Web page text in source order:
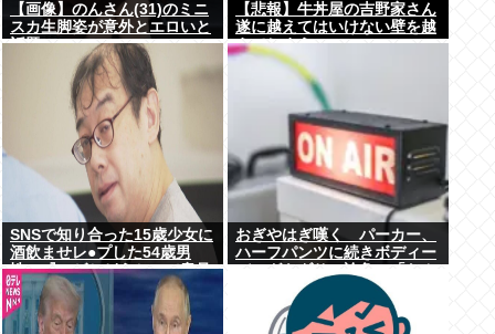
【画像】のんさん(31)のミニ
スカ生脚姿が意外とエロいと
話題
【悲報】牛丼屋の吉野家さん
遂に越えてはいけない壁を越
えてしまう…
SNSで知り合った15歳少女に
酒飲ませレ●プした54歳男
性、『ハゲかどうか』で意見
が真っ二つに分かれる
おぎやはぎ嘆く パーカー、
ハーフパンツに続きボディー
バッグもダサい論争に「なん
でおじさんだけ言われる
の？」